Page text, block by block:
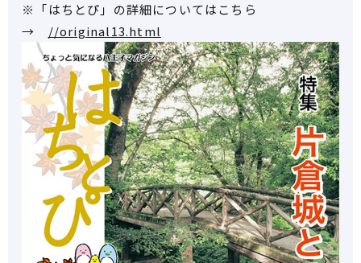
※「はちとぴ」の詳細についてはこちら
→ //original13.html